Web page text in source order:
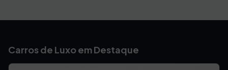
Carros de Luxo em Destaque